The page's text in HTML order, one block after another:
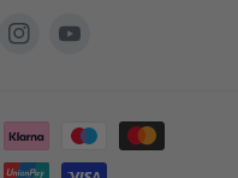
InstagramYouTube